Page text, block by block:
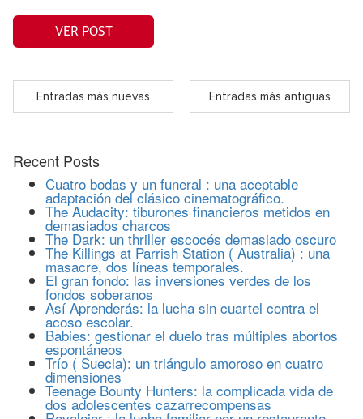
VER POST
Entradas más nuevas Entradas más antiguas
Recent Posts
Cuatro bodas y un funeral : una aceptable
adaptación del clásico cinematográfico.
The Audacity: tiburones financieros metidos en
demasiados charcos
The Dark: un thriller escocés demasiado oscuro
The Killings at Parrish Station ( Australia) : una
masacre, dos líneas temporales.
El gran fondo: las inversiones verdes de los
fondos soberanos
Así Aprenderás: la lucha sin cuartel contra el
acoso escolar.
Babies: gestionar el duelo tras múltiples abortos
espontáneos
Trío ( Suecia): un triángulo amoroso en cuatro
dimensiones
Teenage Bounty Hunters: la complicada vida de
dos adolescentes cazarrecompensas